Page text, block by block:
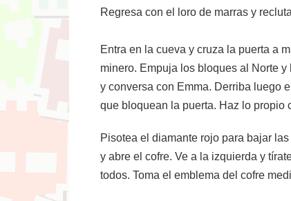
Regresa con el loro de marras y
Entra en la cueva y cruza la puerta a
minero. Empuja los bloques al Norte
y conversa con Emma. Derriba luego
que bloquean la puerta. Haz lo propio
Pisotea el diamante rojo para bajar
y abre el cofre. Ve a la izquierda y
todos. Toma el emblema del cofre